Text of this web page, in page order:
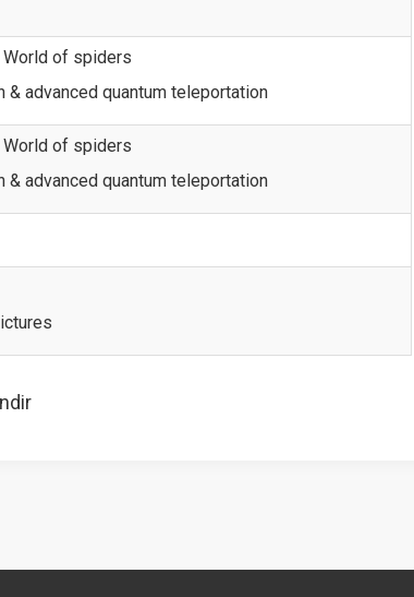
World of spiders
advanced quantum teleportation
World of spiders
advanced quantum teleportation